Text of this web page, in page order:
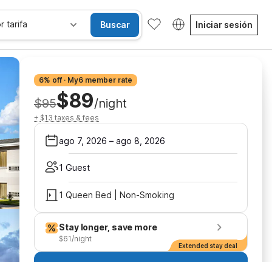
tarifa Buscar Iniciar sesión
6% off · My6 member rate
$95$89/night
+ $13 taxes & fees
ago 7, 2026 – ago 8, 2026
1 Guest
1 Queen Bed | Non-Smoking
Stay longer, save more
$61/night
Extended stay deal